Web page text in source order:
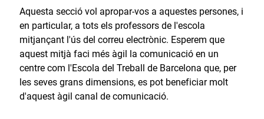
Aquesta secció vol apropar-vos a aquestes persones, i
en particular, a tots els professors de l'escola
mitjançant l'ús del correu electrònic. Esperem que
aquest mitjà faci més àgil la comunicació en un
centre com l'Escola del Treball de Barcelona que, per
les seves grans dimensions, es pot beneficiar molt
d'aquest àgil canal de comunicació.​